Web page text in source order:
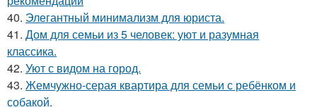
40. Элегантный минимализм для юриста.
41. Дом для семьи из 5 человек: уют и разумная
классика.
42. Уют с видом на город.
43. Жемчужно-серая квартира для семьи с ребёнком и
собакой.